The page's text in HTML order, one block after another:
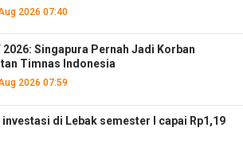
2026 07:40
2026: Singapura Pernah Jadi Korban
Timnas Indonesia
2026 07:59
investasi di Lebak semester I capai Rp1,19